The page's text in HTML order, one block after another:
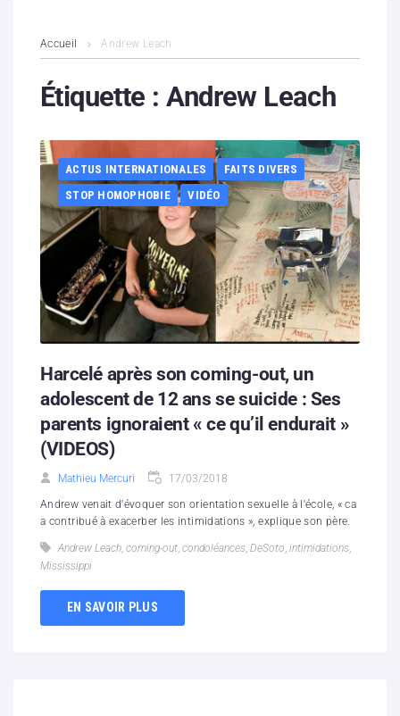
Contenus litigieux
Boutique
Partenaires
Contacts
Hébergement solidaire
Accueil Andrew Leach
Étiquette : Andrew Leach
ACTUS INTERNATIONALES
FAITS DIVERS
STOP HOMOPHOBIE
VIDÉO
Harcelé après son coming-out, un
adolescent de 12 ans se suicide : Ses
parents ignoraient « ce qu’il endurait »
(VIDEOS)
Mathieu Mercuri 17/03/2018
Andrew venait d'évoquer son orientation sexuelle à l'école, « ca
a contribué à exacerber les intimidations », explique son père.
Andrew Leach coming-out condoléances DeSoto intimidations
Mississippi
EN SAVOIR PLUS